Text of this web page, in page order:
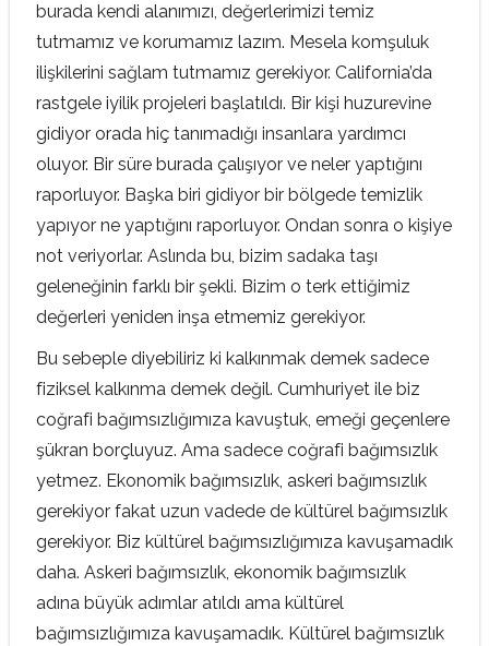
burada kendi alanımızı, değerlerimizi temiz
tutmamız ve korumamız lazım. Mesela komşuluk
ilişkilerini sağlam tutmamız gerekiyor. California’da
rastgele iyilik projeleri başlatıldı. Bir kişi huzurevine
gidiyor orada hiç tanımadığı insanlara yardımcı
oluyor. Bir süre burada çalışıyor ve neler yaptığını
raporluyor. Başka biri gidiyor bir bölgede temizlik
yapıyor ne yaptığını raporluyor. Ondan sonra o kişiye
not veriyorlar. Aslında bu, bizim sadaka taşı
geleneğinin farklı bir şekli. Bizim o terk ettiğimiz
değerleri yeniden inşa etmemiz gerekiyor.
Bu sebeple diyebiliriz ki kalkınmak demek sadece
fiziksel kalkınma demek değil. Cumhuriyet ile biz
coğrafi bağımsızlığımıza kavuştuk, emeği geçenlere
şükran borçluyuz. Ama sadece coğrafi bağımsızlık
yetmez. Ekonomik bağımsızlık, askeri bağımsızlık
gerekiyor fakat uzun vadede de kültürel bağımsızlık
gerekiyor. Biz kültürel bağımsızlığımıza kavuşamadık
daha. Askeri bağımsızlık, ekonomik bağımsızlık
adına büyük adımlar atıldı ama kültürel
bağımsızlığımıza kavuşamadık. Kültürel bağımsızlık